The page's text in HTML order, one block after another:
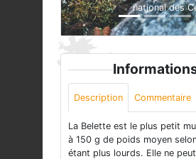
national des
Description Commentaire
La Belette est le plus petit
à 150 g de poids moyen
étant plus lourds. Elle ne